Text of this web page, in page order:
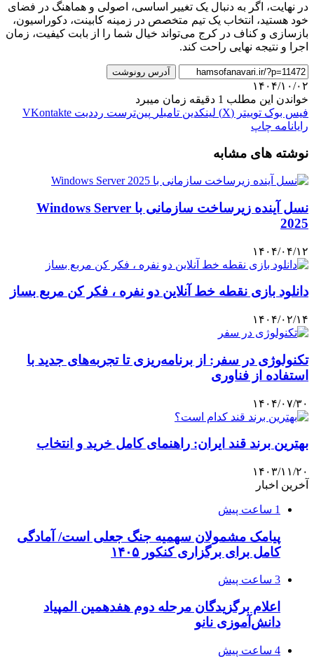
در نهایت، اگر به دنبال یک تغییر اساسی، اصولی و هماهنگ در فضای
خود هستید، انتخاب یک تیم متخصص در زمینه کابینت، دکوراسیون،
بازسازی و کناف در کرج می‌تواند خیال شما را از بابت کیفیت، زمان
اجرا و نتیجه نهایی راحت کند.
آدرس رونوشت
۱۴۰۴/۱۰/۰۲
خواندن این مطلب 1 دقیقه زمان میبرد
فیس بوک توییتر (X) لینکدین ‫تامبلر ‫پین‌ترست ‫رددیت ‫VKontakte
رایانامه چاپ
نوشته های مشابه
نسل آینده زیرساخت سازمانی با Windows Server
2025
۱۴۰۴/۰۴/۱۲
دانلود بازی نقطه خط‌ آنلاین دو نفره ، فکر کن مربع بساز
۱۴۰۴/۰۲/۱۴
تکنولوژی در سفر: از برنامه‌ریزی تا تجربه‌های جدید با
استفاده از فناوری
۱۴۰۴/۰۷/۳۰
بهترین برند قند ایران: راهنمای کامل خرید و انتخاب
۱۴۰۳/۱۱/۲۰
آخرین اخبار
1 ساعت پیش
پیامک مشمولان سهمیه جنگ جعلی است/ آمادگی
کامل برای برگزاری کنکور ۱۴۰۵
3 ساعت پیش
اعلام برگزیدگان مرحله دوم هفدهمین المپیاد
دانش‌آموزی نانو
4 ساعت پیش